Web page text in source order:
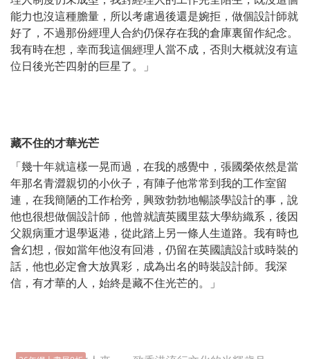
能力也沒這種膽量，所以考慮過後還是婉拒，做個設計師就
好了，不過那份經理人合約仍保存在我的倉庫裏留作紀念。
我有時在想，幸而我這個經理人當不成，否則大概就沒有這
位日後光芒四射的巨星了。」
藏不住的才華光芒
「幾十年就這樣一晃而過，在我的感覺中，張國榮依然是當
年那名青澀親切的小伙子，有陣子他常常到我的工作室留
連，在我簡陋的工作枱旁，興致勃勃地暢談學設計的事，說
他也很想做個設計師，他曾就讀英國里茲大學紡織系，後因
父親病重才退學返港，從此踏上另一條人生道路。我有時也
會幻想，假如當年他沒有回港，仍留在英國讀設計或時裝的
話，他也必定會大放異彩，成為出名的時裝設計師。我深
信，有才華的人，始終是藏不住光芒的。」